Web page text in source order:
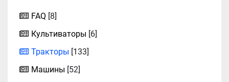
FAQ [8]
Культиваторы [6]
Тракторы [133]
Машины [52]